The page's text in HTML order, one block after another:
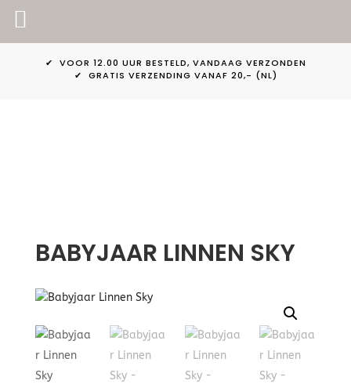
✔ VOOR 12.00 UUR BESTELD, VANDAAG VERZONDEN
✔ GRATIS VERZENDING VANAF 20,- (NL)
BABYJAAR LINNEN SKY